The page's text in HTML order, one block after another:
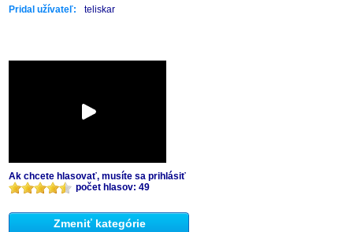
Pridal užívateľ: teliskar
Ak chcete hlasovať, musíte sa prihlásiť
počet hlasov: 49
Zmeniť kategórie